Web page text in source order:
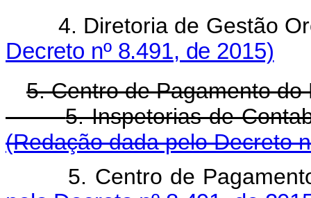
4. Diretoria de Gestão
Decreto nº 8.491, de 2015)
5. Centro de Pagamento
5. Inspetorias de
(Redação dada pelo Decreto
5. Centro de